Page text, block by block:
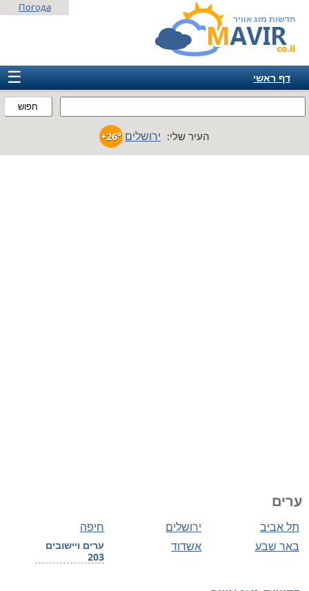
חדשות מזג אוויר
חפוש
Погода
☰
דף ראשי
אמריקה
העיר שלי: ירושלים +26°
ערים
חיפה ירושלים תל אביב
ערים ויישובים
203
אשדוד באר שבע